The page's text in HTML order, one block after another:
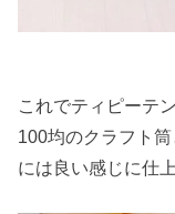
これでティピーテ
100均のクラフト
には良い感じに仕